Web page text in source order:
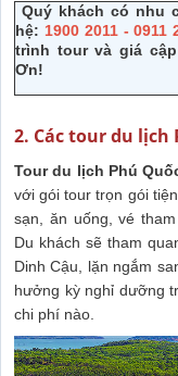
Quý khách có nhu
hệ: 1900 2011 - 0911
trình tour và giá
Ơn!
2. Các tour du lịch
Tour du lịch Phú
với gói tour trọn gói
sạn, ăn uống, vé
Du khách sẽ tham
Dinh Cậu, lặn ngắm
hưởng kỳ nghỉ dưỡng
chi phí nào.